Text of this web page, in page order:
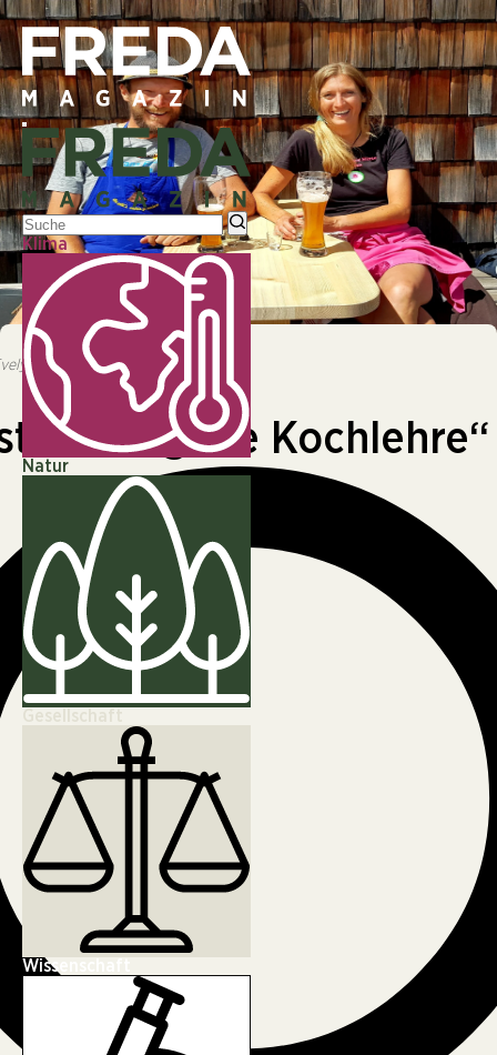
Klima
Natur
Wissenschaft
© Die Franz-Fischer-Hüttenwirtsleute Tom Burger & Evelyn
Matejka © Franz-Fischer-Hütte
GESELLSCHAFT
Matejka © Franz-Fischer-Hütte
die vegane Kochlehre“